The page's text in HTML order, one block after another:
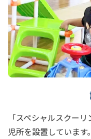
「スペシャルスクー
児所を設置していま